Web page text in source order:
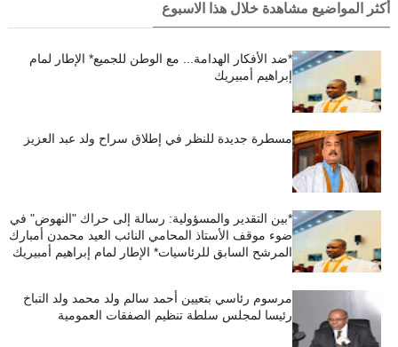
أكثر المواضيع مشاهدة خلال هذا الاسبوع
*ضد الأفكار الهدامة... مع الوطن للجميع* الإطار لمام
إبراهيم أمبيريك
مسطرة جديدة للنظر في إطلاق سراح ولد عبد العزيز
*بين التقدير والمسؤولية: رسالة إلى حراك "النهوض" في
ضوء موقف الأستاذ المحامي النائب العيد محمدن أمبارك
المرشح السابق للرئاسيات* الإطار لمام إبراهيم أمبيريك
مرسوم رئاسي بتعيين أحمد سالم ولد محمد ولد التباخ
رئيسا لمجلس سلطة تنظيم الصفقات العمومية